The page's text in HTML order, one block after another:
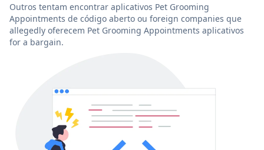
Outros tentam encontrar aplicativos Pet Grooming
Appointments de código aberto ou foreign companies que
allegedly oferecem Pet Grooming Appointments aplicativos
for a bargain.